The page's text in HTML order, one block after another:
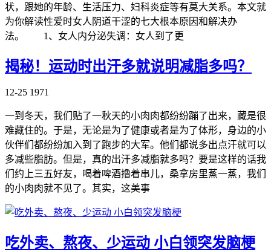
状，跟她的年龄、生活压力、妇科炎症等有莫大关系。本文就
为你解读性爱时女人阴道干涩的七大根本原因和解决办
法。 1、女人内分泌失调：女人到了更
揭秘！运动时出汗多就说明减脂多吗？
12-25 1971
一到冬天，我们贴了一秋天的小肉肉都纷纷蹦了出来，藏是很
难藏住的。于是，无论是为了健康或者是为了体形，身边的小
伙伴们都纷纷加入到了跑步的大军。他们都说多出点汗就可以
多减些脂肪。但是，真的出汗多减脂就多吗？要是这样的话我
们约上三五好友，喝着啤酒撸着串儿，桑拿房里蒸一蒸，我们
的小肉肉就不见了。其实，这美事
吃外卖、熬夜、少运动 小白领突发脑梗